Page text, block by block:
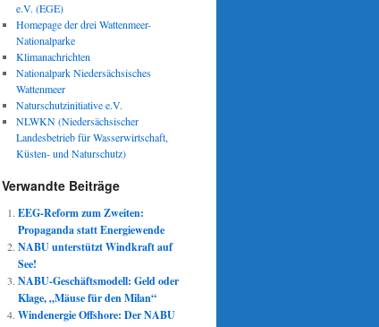
e.V. (EGE)
Homepage der drei Wattenmeer-
Nationalparke
Klimanachrichten
Nationalpark Niedersächsisches
Wattenmeer
Naturschutzinitiative e.V.
NLWKN (Niedersächsischer
Landesbetrieb für Wasserwirtschaft,
Küsten- und Naturschutz)
Verwandte Beiträge
EEG-Reform zum Zweiten:
Propaganda statt Energiewende
NABU unterstützt Windkraft auf
See!
NABU-Geschäftsmodell: Geld oder
Klage, „Mäuse für den Milan“
Windenergie Offshore: Der NABU